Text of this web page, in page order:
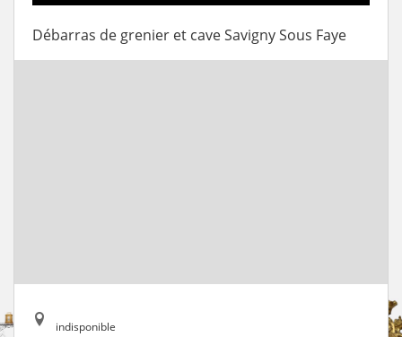
Débarras de grenier et cave Savigny Sous Faye
indisponible